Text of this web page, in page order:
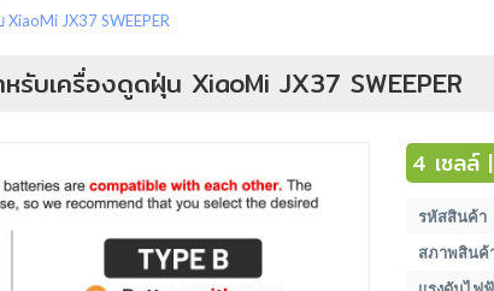
JX37 SWEEPER
บเครื่องดูดฝุ่น XiaoMi JX37 SWEEPER
4 เซลล์
รหัสสินค้า
สภาพสินค้